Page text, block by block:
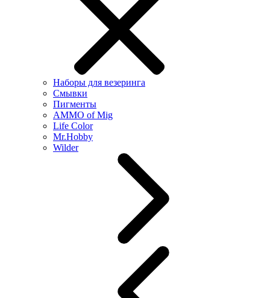
Наборы для везеринга
Смывки
Пигменты
AMMO of Mig
Life Color
Mr.Hobby
Wilder